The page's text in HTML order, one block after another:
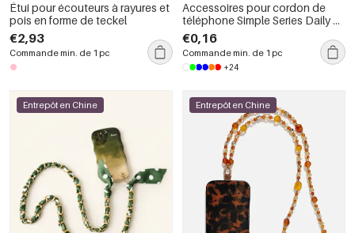
Étui pour écouteurs à rayures et
pois en forme de teckel
€2,93
Commande min. de 1 pc
Accessoires pour cordon de
téléphone Simple Series Daily en
métal uni avec connecteur de
carte
€0,16
Commande min. de 1 pc
+24
Entrepôt en Chine Entrepôt en Chine